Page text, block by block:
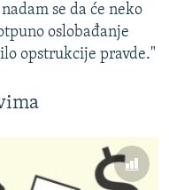
se da će neko
oslobađanje
opstrukcije pravde."